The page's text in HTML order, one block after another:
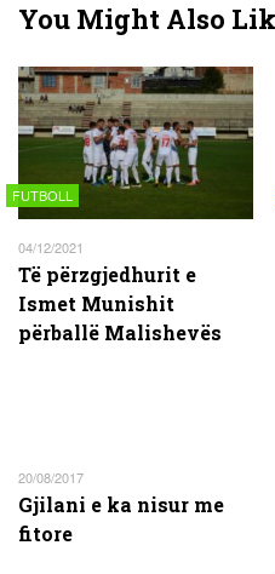
You Might Also
FUTBOLL
04/12/2021
Të përzgjedhurit e
Ismet Munishit
përballë Malishevës
20/08/2017
Gjilani e ka nisur me
fitore